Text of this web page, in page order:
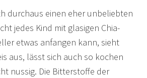
durchaus einen eher unbeliebten
jedes Kind mit glasigen Chia-
etwas anfangen kann, sieht
aus, lässt sich auch so kochen
nussig. Die Bitterstoffe der